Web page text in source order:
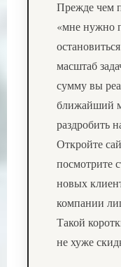
Прежде чем
«мне нужно
масштаб
сумму вы
ближайший
раздробить
Откройте
посмотрите
новых
компании
Такой
не хуже